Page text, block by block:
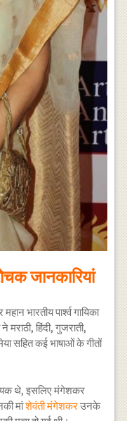
जानकारियां
भारतीय पार्श्व गायिका
हिंदी, गुजराती,
सहित कई भाषाओं के गीतों
थे, इसलिए मंगेशकर
मांशेवंती मंगेशकरउनके